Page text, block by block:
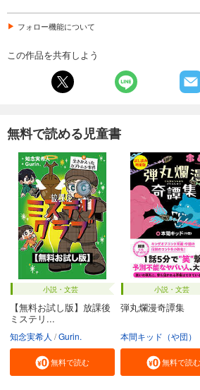
フォロー機能について
この作品を共有しよう
無料で読める児童書
小説・文芸
【無料お試し版】放課後
ミステリ...
知念実希人 Gurin.
無料で読む
小説・文芸
弾丸爛漫奇譚集
本間キッド（や団）
無料で読む